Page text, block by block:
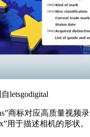
letsgodigital
商标对应高质量视频录
用于描述相机的形状。